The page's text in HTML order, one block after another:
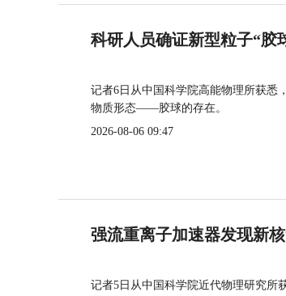
科研人员确证新型粒子“胶
记者6日从中国科学院高能物理所获悉
物质形态——胶球的存在。
2026-08-06 09:47
强流重离子加速器发现新
记者5日从中国科学院近代物理研究所